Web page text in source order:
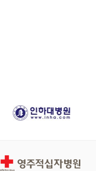
영주적십자병원